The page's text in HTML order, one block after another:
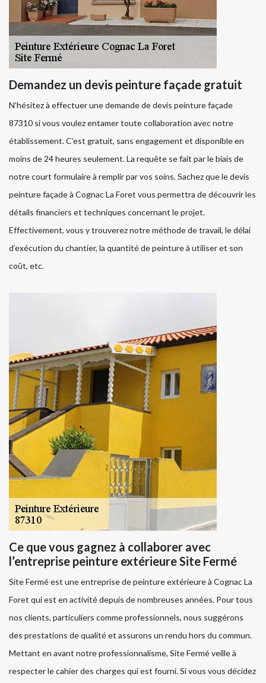
Demandez un devis peinture façade gratuit
N’hésitez à effectuer une demande de devis peinture façade
87310 si vous voulez entamer toute collaboration avec notre
établissement. C’est gratuit, sans engagement et disponible en
moins de 24 heures seulement. La requête se fait par le biais de
notre court formulaire à remplir par vos soins. Sachez que le devis
peinture façade à Cognac La Foret vous permettra de découvrir les
détails financiers et techniques concernant le projet.
Effectivement, vous y trouverez notre méthode de travail, le délai
d’exécution du chantier, la quantité de peinture à utiliser et son
coût, etc.
Ce que vous gagnez à collaborer avec
l’entreprise peinture extérieure Site Fermé
Site Fermé est une entreprise de peinture extérieure à Cognac La
Foret qui est en activité depuis de nombreuses années. Pour tous
nos clients, particuliers comme professionnels, nous suggérons
des prestations de qualité et assurons un rendu hors du commun.
Mettant en avant notre professionnalisme, Site Fermé veille à
respecter le cahier des charges qui est fourni. Si vous vous décidez